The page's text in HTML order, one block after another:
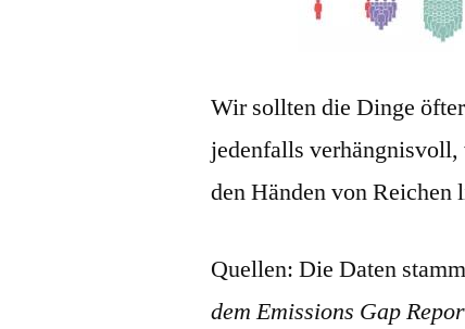
Wir sollten die Dinge
jedenfalls
den Händen von Reichen
Quellen: Die Daten
dem Emissions Gap